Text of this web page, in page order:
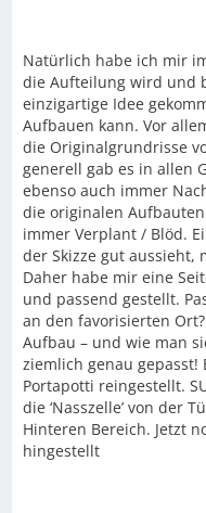
Natürlich habe ich mir
die Aufteilung wird und
einzigartige Idee
Aufbauen kann. Vor
die Originalgrundrisse
generell gab es in allen
ebenso auch immer
die originalen
immer Verplant / Blöd.
der Skizze gut aussieht,
Daher habe mir eine
und passend gestellt.
an den favorisierten
Aufbau – und wie man
ziemlich genau gepasst!
Portapotti reingestellt.
die ‘Nasszelle’ von der
Hinteren Bereich. Jetzt
hingestellt